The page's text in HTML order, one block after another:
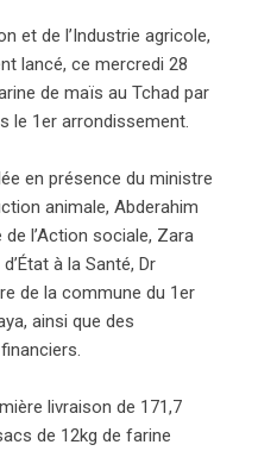
et de l’Industrie agricole,
lancé, ce mercredi 28
de maïs au Tchad par
le 1er arrondissement.
en présence du ministre
animale, Abderahim
l’Action sociale, Zara
à la Santé, Dr
de la commune du 1er
ainsi que des
livraison de 171,7
de 12kg de farine